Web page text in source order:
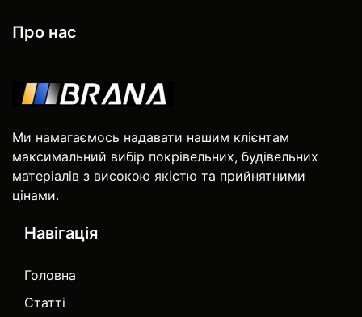
Про нас
Ми намагаємось надавати нашим клієнтам
максимальний вибір покрівельних, будівельних
матеріалів з високою якістю та прийнятними
цінами.
Навігація
Головна
Статті